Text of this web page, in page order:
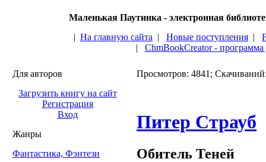
Маленькая Паутинка - электронная
| На главную сайта | Новые поступления |
| ChmBookCreator -
Для авторов
Загрузить книгу на сайт
Регистрация
Вход
Жанры
Фантастика, Фэнтези
Просмотров: 4841;
Питер Страуб
Обитель Теней